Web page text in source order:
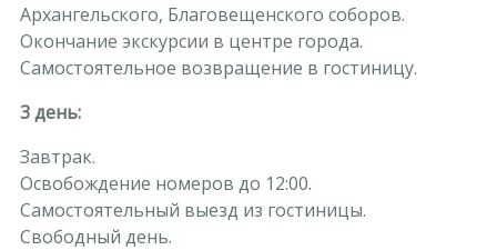
Архангельского, Благовещенского соборов.
Окончание экскурсии в центре города.
Самостоятельное возвращение в гостиницу.
3 день:
Завтрак.
Освобождение номеров до 12:00.
Самостоятельный выезд из гостиницы.
Свободный день.